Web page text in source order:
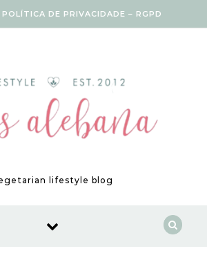
POLÍTICA DE PRIVACIDADE – RGPD
lifestyle blog